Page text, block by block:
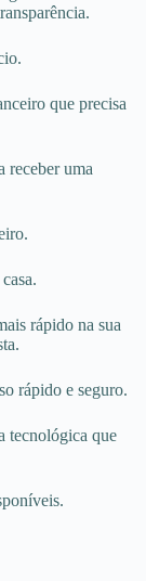
que precisa
receber uma
rápido na sua
rápido e seguro.
tecnológica que